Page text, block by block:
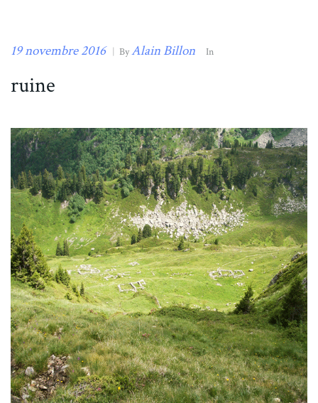
19 novembre 2016 | ByAlain Billon In
ruine